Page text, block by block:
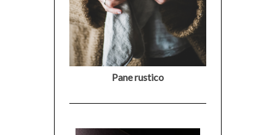
Pane rustico